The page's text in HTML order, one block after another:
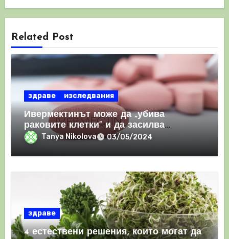
Related Post
здраве изследвания
Ивермектинът може да „убива
раковите клетки“ и да засилва
имунния отговор
Tanya Nikolova 03/05/2024
здраве
4 естествени решения, които могат да